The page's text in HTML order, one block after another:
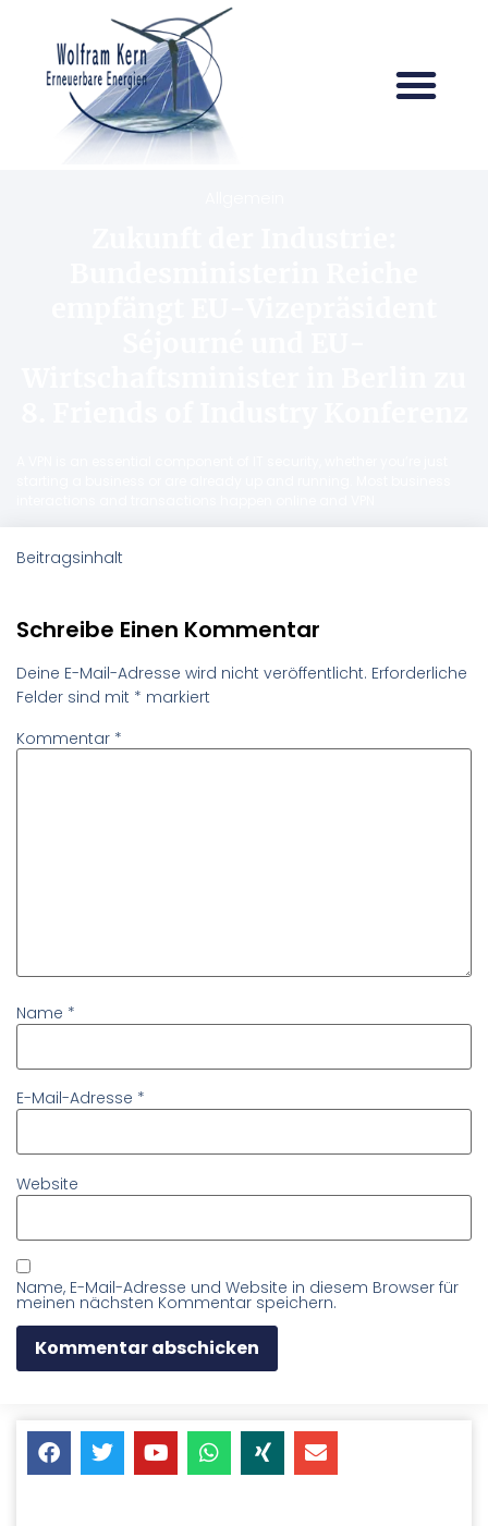
Beitragsinhalt
Schreibe Einen Kommentar
Deine E-Mail-Adresse wird nicht veröffentlicht. Erforderliche
Felder sind mit * markiert
Kommentar *
Name *
E-Mail-Adresse *
Website
Name, E-Mail-Adresse und Website in diesem Browser für
meinen nächsten Kommentar speichern.